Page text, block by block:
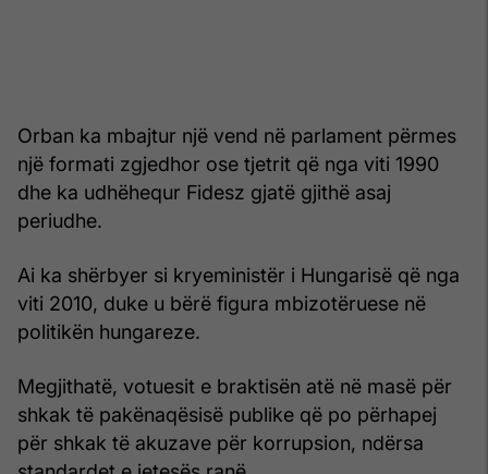
Orban ka mbajtur një vend në parlament përmes
një formati zgjedhor ose tjetrit që nga viti 1990
dhe ka udhëhequr Fidesz gjatë gjithë asaj
periudhe.
Ai ka shërbyer si kryeministër i Hungarisë që nga
viti 2010, duke u bërë figura mbizotëruese në
politikën hungareze.
Megjithatë, votuesit e braktisën atë në masë për
shkak të pakënaqësisë publike që po përhapej
për shkak të akuzave për korrupsion, ndërsa